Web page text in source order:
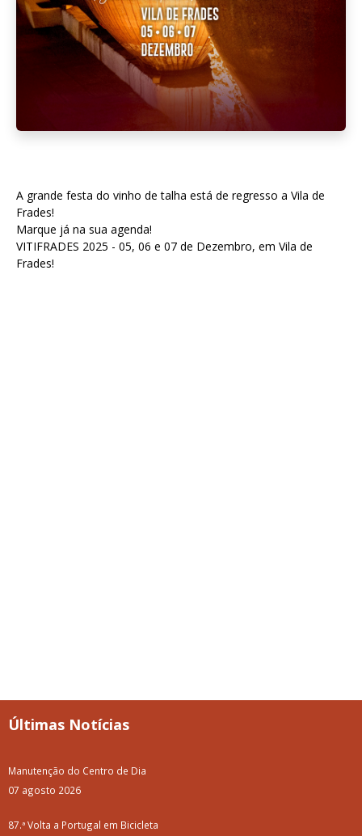
A grande festa do vinho de talha está de regresso a Vila de
Frades!
Marque já na sua agenda!
VITIFRADES 2025 - 05, 06 e 07 de Dezembro, em Vila de
Frades!
Últimas Notícias
Manutenção do Centro de Dia
07 agosto 2026
87.ª Volta a Portugal em Bicicleta